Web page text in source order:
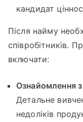
кандидат
Після найму
співробітників.
включати:
Ознайомлення
Детальне
недоліків